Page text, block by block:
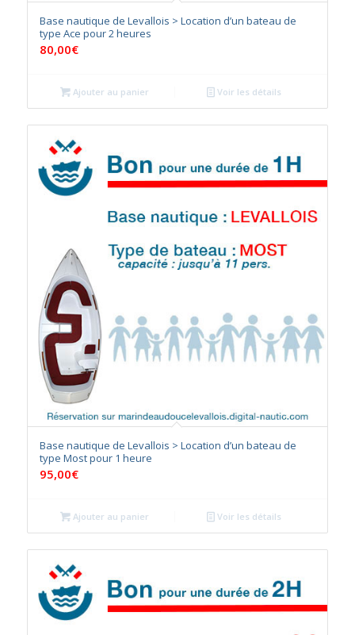
Base nautique de Levallois > Location d’un bateau de
type Ace pour 2 heures
80,00€
Ajouter au panier Voir les détails
Base nautique de Levallois > Location d’un bateau de
type Most pour 1 heure
95,00€
Ajouter au panier Voir les détails